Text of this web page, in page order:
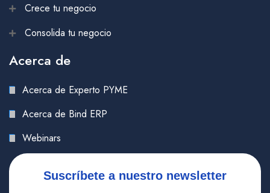
Crece tu negocio
Consolida tu negocio
Acerca de
Acerca de Experto PYME
Acerca de Bind ERP
Webinars
Suscríbete a nuestro newsletter